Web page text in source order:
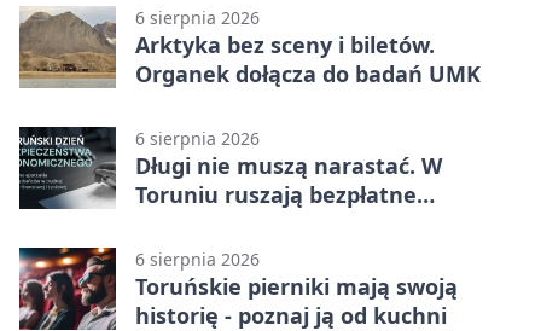
6 sierpnia 2026
Arktyka bez sceny i biletów.
Organek dołącza do badań UMK
6 sierpnia 2026
Długi nie muszą narastać. W
Toruniu ruszają bezpłatne
6 sierpnia 2026
Toruńskie pierniki mają swoją
historię - poznaj ją od kuchni